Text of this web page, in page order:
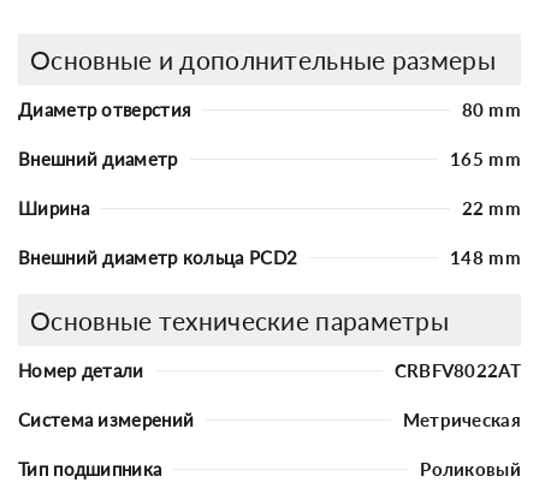
Основные и дополнительные размеры
Диаметр отверстия 80 mm
Внешний диаметр 165 mm
Ширина 22 mm
Внешний диаметр кольца PCD2 148 mm
Основные технические параметры
Номер детали CRBFV8022AT
Система измерений Метрическая
Тип подшипника Роликовый